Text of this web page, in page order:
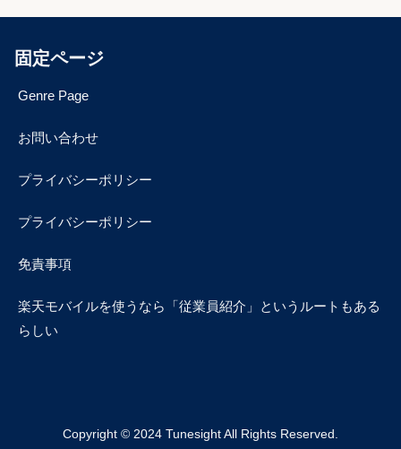
固定ページ
Genre Page
お問い合わせ
プライバシーポリシー
プライバシーポリシー
免責事項
楽天モバイルを使うなら「従業員紹介」というルートもある
らしい
Copyright © 2024 Tunesight All Rights Reserved.